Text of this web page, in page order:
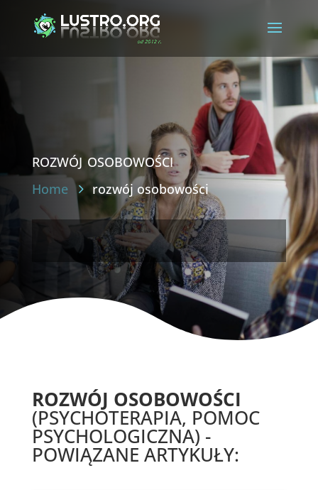
rozwój osobowości
Home rozwój osobowości
ROZWÓJ OSOBOWOŚCI
(PSYCHOTERAPIA, POMOC
PSYCHOLOGICZNA) -
POWIĄZANE ARTYKUŁY: